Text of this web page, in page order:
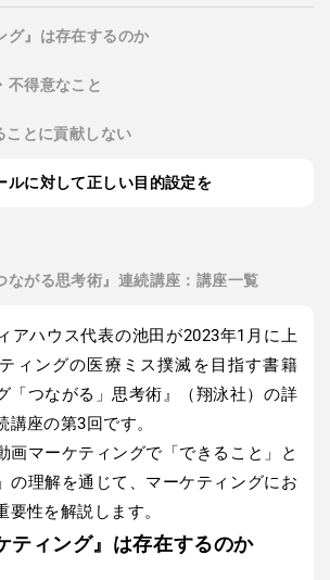
アハウス代表の池田が2023年1月に上
ィングの医療ミス撲滅を目指す書籍
「つながる」思考術』（翔泳社）の詳
座の第3回です。
画マーケティングで「できること」と
の理解を通じて、マーケティングにお
要性を解説します。
ティング』は存在するのか
グ』は存在するのか
不得意なこと
ことに貢献しない
ルに対して正しい目的設定を
ながる思考術』連続講座：講座一覧